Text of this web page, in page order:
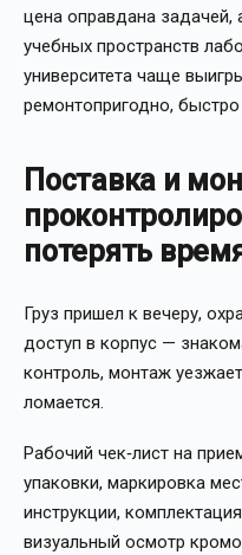
цена оправдана
учебных пространств
университета чаще
ремонтопригодно,
Поставка и
потерять
Груз пришел к вечеру,
доступ в корпус —
контроль, монтаж
ломается.
Рабочий чек‑лист на
упаковки, маркировка
инструкции,
визуальный осмотр